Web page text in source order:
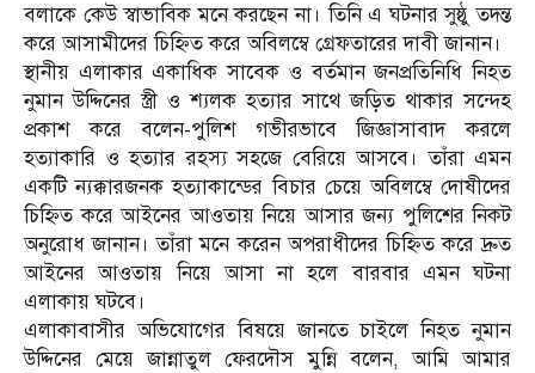
বলাকে কেউ স্বাভাবিক মনে করছেন না। তিনি এ ঘটনার সুষ্ঠু তদন্ত
করে আসামীদের চিহ্নিত করে অবিলম্বে গ্রেফতারের দাবী জানান।
স্থানীয় এলাকার একাধিক সাবেক ও বর্তমান জনপ্রতিনিধি নিহত
নুমান উদ্দিনের স্ত্রী ও শ্যলক হত্যার সাথে জড়িত থাকার সন্দেহ
প্রকাশ করে বলেন-পুলিশ গভীরভাবে জিজ্ঞাসাবাদ করলে
হত্যাকারি ও হত্যার রহস্য সহজে বেরিয়ে আসবে। তাঁরা এমন
একটি ন্যক্কারজনক হত্যাকান্ডের বিচার চেয়ে অবিলম্বে দোষীদের
চিহ্নিত করে আইনের আওতায় নিয়ে আসার জন্য পুলিশের নিকট
অনুরোধ জানান। তাঁরা মনে করেন অপরাধীদের চিহ্নিত করে দ্রুত
আইনের আওতায় নিয়ে আসা না হলে বারবার এমন ঘটনা
এলাকায় ঘটবে।
এলাকাবাসীর অভিযোগের বিষয়ে জানতে চাইলে নিহত নুমান
উদ্দিনের মেয়ে জান্নাতুল ফেরদৌস মুন্নি বলেন, আমি আমার